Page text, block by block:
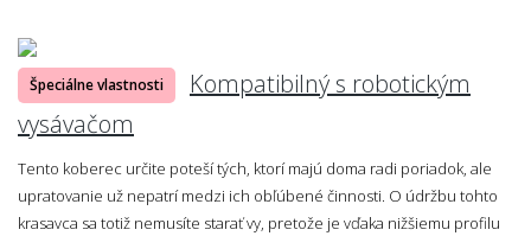
Špeciálne vlastnosti
Kompatibilný s robotickým
vysávačom
Tento koberec určite poteší tých, ktorí majú doma radi poriadok, ale
upratovanie už nepatrí medzi ich obľúbené činnosti. O údržbu tohto
krasavca sa totiž nemusíte starať vy, pretože je vďaka nižšiemu profilu